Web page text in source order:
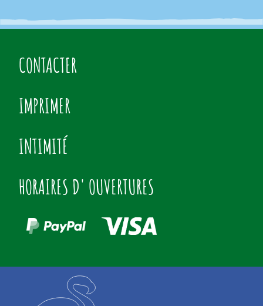
CONTACTER
IMPRIMER
INTIMITÉ
HORAIRES D' OUVERTURES